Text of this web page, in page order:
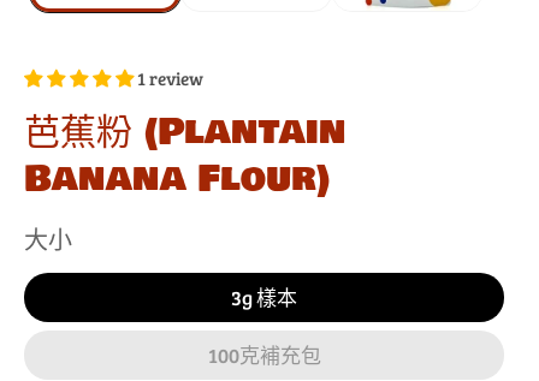
1 review
芭蕉粉 (Plantain
Banana Flour)
大小
3g 樣本
100克補充包